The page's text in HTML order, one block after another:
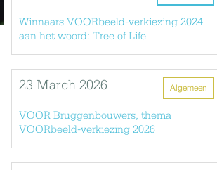
Winnaars VOORbeeld-verkiezing 2024
aan het woord: Tree of Life
Algemeen
23 March 2026
VOOR Bruggenbouwers, thema
VOORbeeld-verkiezing 2026